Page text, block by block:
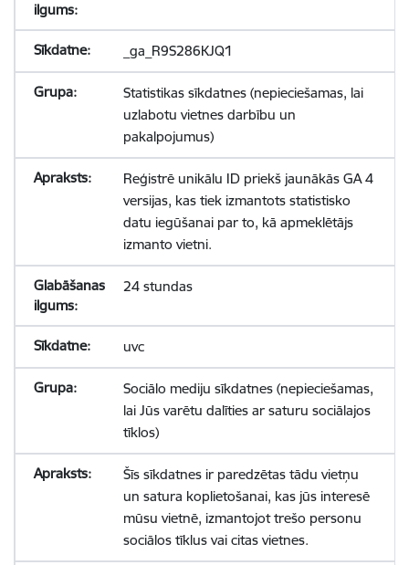
_ga_R9S286KJQ1
Statistikas sīkdatnes (nepieciešamas, lai
uzlabotu vietnes darbību un
pakalpojumus)
Reģistrē unikālu ID priekš jaunākās GA 4
versijas, kas tiek izmantots statistisko
datu iegūšanai par to, kā apmeklētājs
izmanto vietni.
24 stundas
uvc
Sociālo mediju sīkdatnes (nepieciešamas,
lai Jūs varētu dalīties ar saturu sociālajos
tīklos)
Šīs sīkdatnes ir paredzētas tādu vietņu
un satura koplietošanai, kas jūs interesē
mūsu vietnē, izmantojot trešo personu
sociālos tīklus vai citas vietnes.